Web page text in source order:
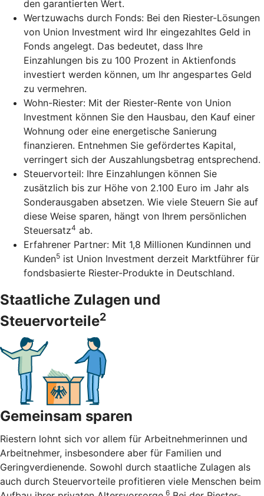
den garantierten Wert.
Wertzuwachs durch Fonds: Bei den Riester-Lösungen
von Union Investment wird Ihr eingezahltes Geld in
Fonds angelegt. Das bedeutet, dass Ihre
Einzahlungen bis zu 100 Prozent in Aktienfonds
investiert werden können, um Ihr angespartes Geld
zu vermehren.
Wohn-Riester: Mit der Riester-Rente von Union
Investment können Sie den Hausbau, den Kauf einer
Wohnung oder eine energetische Sanierung
finanzieren. Entnehmen Sie gefördertes Kapital,
verringert sich der Auszahlungsbetrag entsprechend.
Steuervorteil: Ihre Einzahlungen können Sie
zusätzlich bis zur Höhe von 2.100 Euro im Jahr als
Sonderausgaben absetzen. Wie viele Steuern Sie auf
diese Weise sparen, hängt von Ihrem persönlichen
Steuersatz4 ab.
Erfahrener Partner: Mit 1,8 Millionen Kundinnen und
Kunden5 ist Union Investment derzeit Marktführer für
fondsbasierte Riester-Produkte in Deutschland.
Staatliche Zulagen und
Steuervorteile2
Gemeinsam sparen
Riestern lohnt sich vor allem für Arbeitnehmerinnen und
Arbeitnehmer, insbesondere aber für Familien und
Geringverdienende. Sowohl durch staatliche Zulagen als
auch durch Steuervorteile profitieren viele Menschen beim
6